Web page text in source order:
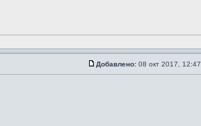
Добавлено: 08 окт 2017, 12:47